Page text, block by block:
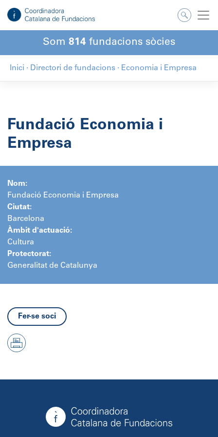
contingut
Som 814 fundacions sòcies
Inici · Directori de fundacions · Economia i Empresa
Fundació Economia i
Empresa
Nom:
Fundació Economia i Empresa
Ciutat:
Barcelona
Àmbit d'actuació:
Cultura
Protectorat:
Generalitat de Catalunya
Fer-se soci